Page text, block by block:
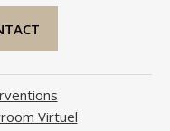
Virtuel